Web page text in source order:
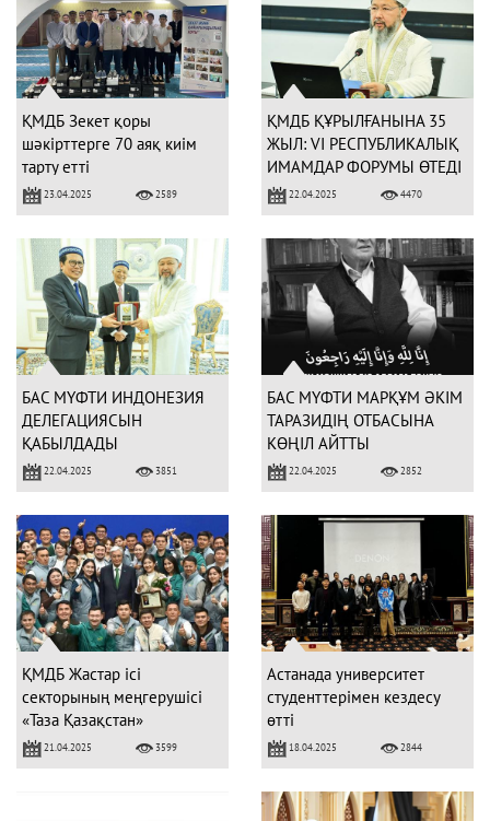
ҚМДБ Зекет қоры
шәкірттерге 70 аяқ киім
тарту етті
23.04.2025 2589
ҚМДБ ҚҰРЫЛҒАНЫНА 35
ЖЫЛ: VI РЕСПУБЛИКАЛЫҚ
ИМАМДАР ФОРУМЫ ӨТЕДІ
22.04.2025 4470
БАС МҮФТИ ИНДОНЕЗИЯ
ДЕЛЕГАЦИЯСЫН
ҚАБЫЛДАДЫ
22.04.2025 3851
БАС МҮФТИ МАРҚҰМ ӘКІМ
ТАРАЗИДІҢ ОТБАСЫНА
КӨҢІЛ АЙТТЫ
22.04.2025 2852
ҚМДБ Жастар ісі
секторының меңгерушісі
«Таза Қазақстан»
экологиялық фестиваліне
қатысты
21.04.2025 3599
Астанада университет
студенттерімен кездесу
өтті
18.04.2025 2844